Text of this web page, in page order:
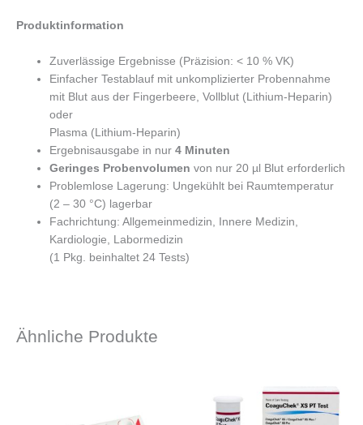
Produktinformation
Zuverlässige Ergebnisse (Präzision: < 10 % VK)
Einfacher Testablauf mit unkomplizierter Probennahme
mit Blut aus der Fingerbeere, Vollblut (Lithium-Heparin)
oder
Plasma (Lithium-Heparin)
Ergebnisausgabe in nur4 Minuten
Geringes Probenvolumen von nur 20 µl Blut erforderlich
Problemlose Lagerung: Ungekühlt bei Raumtemperatur
(2 – 30 °C) lagerbar
Fachrichtung: Allgemeinmedizin, Innere Medizin,
Kardiologie, Labormedizin
(1 Pkg. beinhaltet 24 Tests)
Ähnliche Produkte